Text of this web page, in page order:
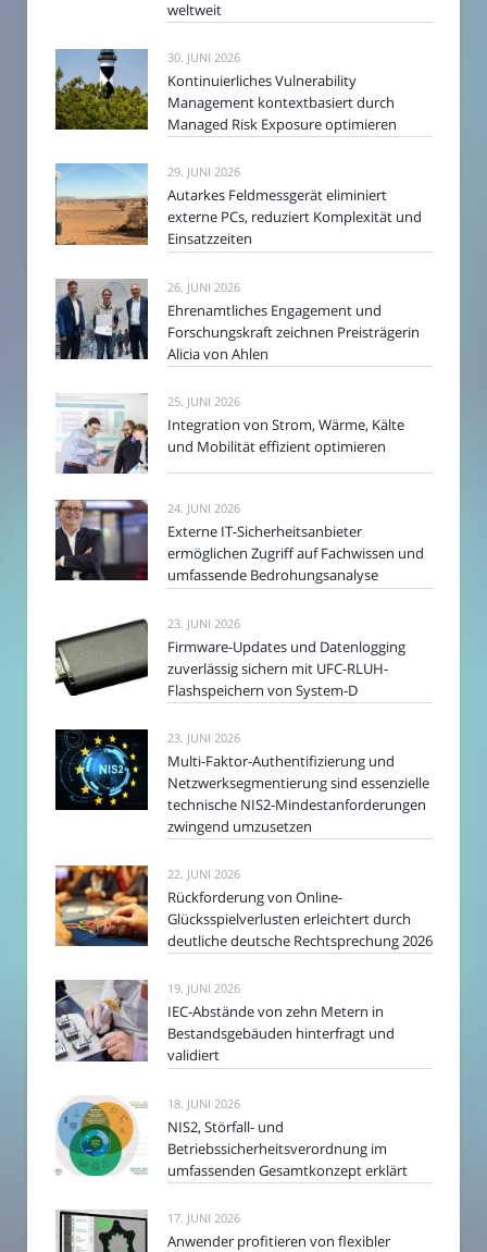
weltweit
30. JUNI 2026
Kontinuierliches Vulnerability
Management kontextbasiert durch
Managed Risk Exposure optimieren
29. JUNI 2026
Autarkes Feldmessgerät eliminiert
externe PCs, reduziert Komplexität und
Einsatzzeiten
26. JUNI 2026
Ehrenamtliches Engagement und
Forschungskraft zeichnen Preisträgerin
Alicia von Ahlen
25. JUNI 2026
Integration von Strom, Wärme, Kälte
und Mobilität effizient optimieren
24. JUNI 2026
Externe IT-Sicherheitsanbieter
ermöglichen Zugriff auf Fachwissen und
umfassende Bedrohungsanalyse
23. JUNI 2026
Firmware-Updates und Datenlogging
zuverlässig sichern mit UFC-RLUH-
Flashspeichern von System-D
23. JUNI 2026
Multi-Faktor-Authentifizierung und
Netzwerksegmentierung sind essenzielle
technische NIS2-Mindestanforderungen
zwingend umzusetzen
22. JUNI 2026
Rückforderung von Online-
Glücksspielverlusten erleichtert durch
deutliche deutsche Rechtsprechung 2026
19. JUNI 2026
IEC-Abstände von zehn Metern in
Bestandsgebäuden hinterfragt und
validiert
18. JUNI 2026
NIS2, Störfall- und
Betriebssicherheitsverordnung im
umfassenden Gesamtkonzept erklärt
17. JUNI 2026
Anwender profitieren von flexibler